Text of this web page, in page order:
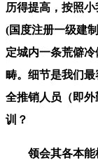
历得提高，按照
(国度注册一级建
定城内一条荒僻
畴。细节是我们
全推销人员（即
训？
领会其各本能